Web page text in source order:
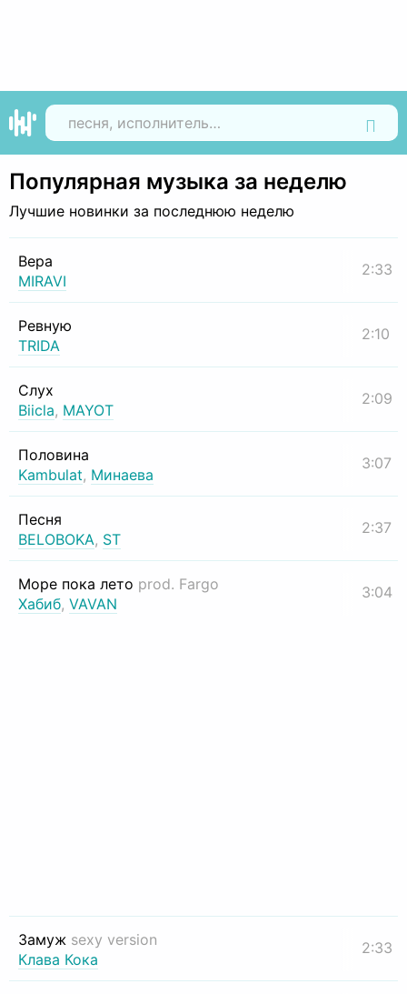
Популярная музыка за неделю
Лучшие новинки за последнюю неделю
Вера
MIRAVI
2:33
Ревную
TRIDA
2:10
Слух
Biicla, MAYOT
2:09
Половина
Kambulat, Минаева
3:07
Песня
BELOBOKA, ST
2:37
Море пока лето prod. Fargo
Хабиб, VAVAN
3:04
Замуж sexy version
Клава Кока
2:33